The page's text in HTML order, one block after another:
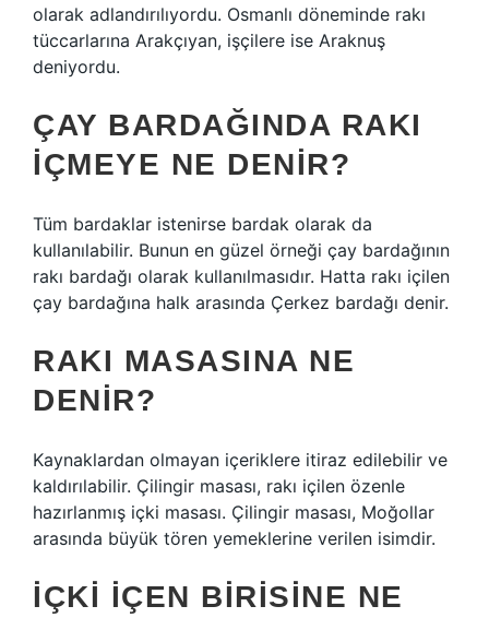
olarak adlandırılıyordu. Osmanlı döneminde rakı
tüccarlarına Arakçıyan, işçilere ise Araknuş
deniyordu.
ÇAY BARDAĞINDA RAKI
IÇMEYE NE DENIR?
Tüm bardaklar istenirse bardak olarak da
kullanılabilir. Bunun en güzel örneği çay bardağının
rakı bardağı olarak kullanılmasıdır. Hatta rakı içilen
çay bardağına halk arasında Çerkez bardağı denir.
RAKI MASASINA NE
DENIR?
Kaynaklardan olmayan içeriklere itiraz edilebilir ve
kaldırılabilir. Çilingir masası, rakı içilen özenle
hazırlanmış içki masası. Çilingir masası, Moğollar
arasında büyük tören yemeklerine verilen isimdir.
İÇKI IÇEN BIRISINE NE